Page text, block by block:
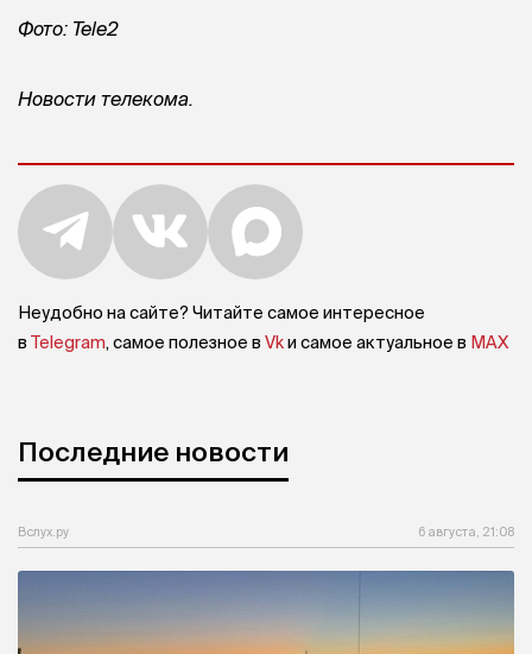
Фото: Tele2
Новости телекома.
Неудобно на сайте? Читайте самое интересное
в Telegram, самое полезное в Vkи самое актуальное в MAX
Последние новости
Вслух.ру 6 августа, 21:08